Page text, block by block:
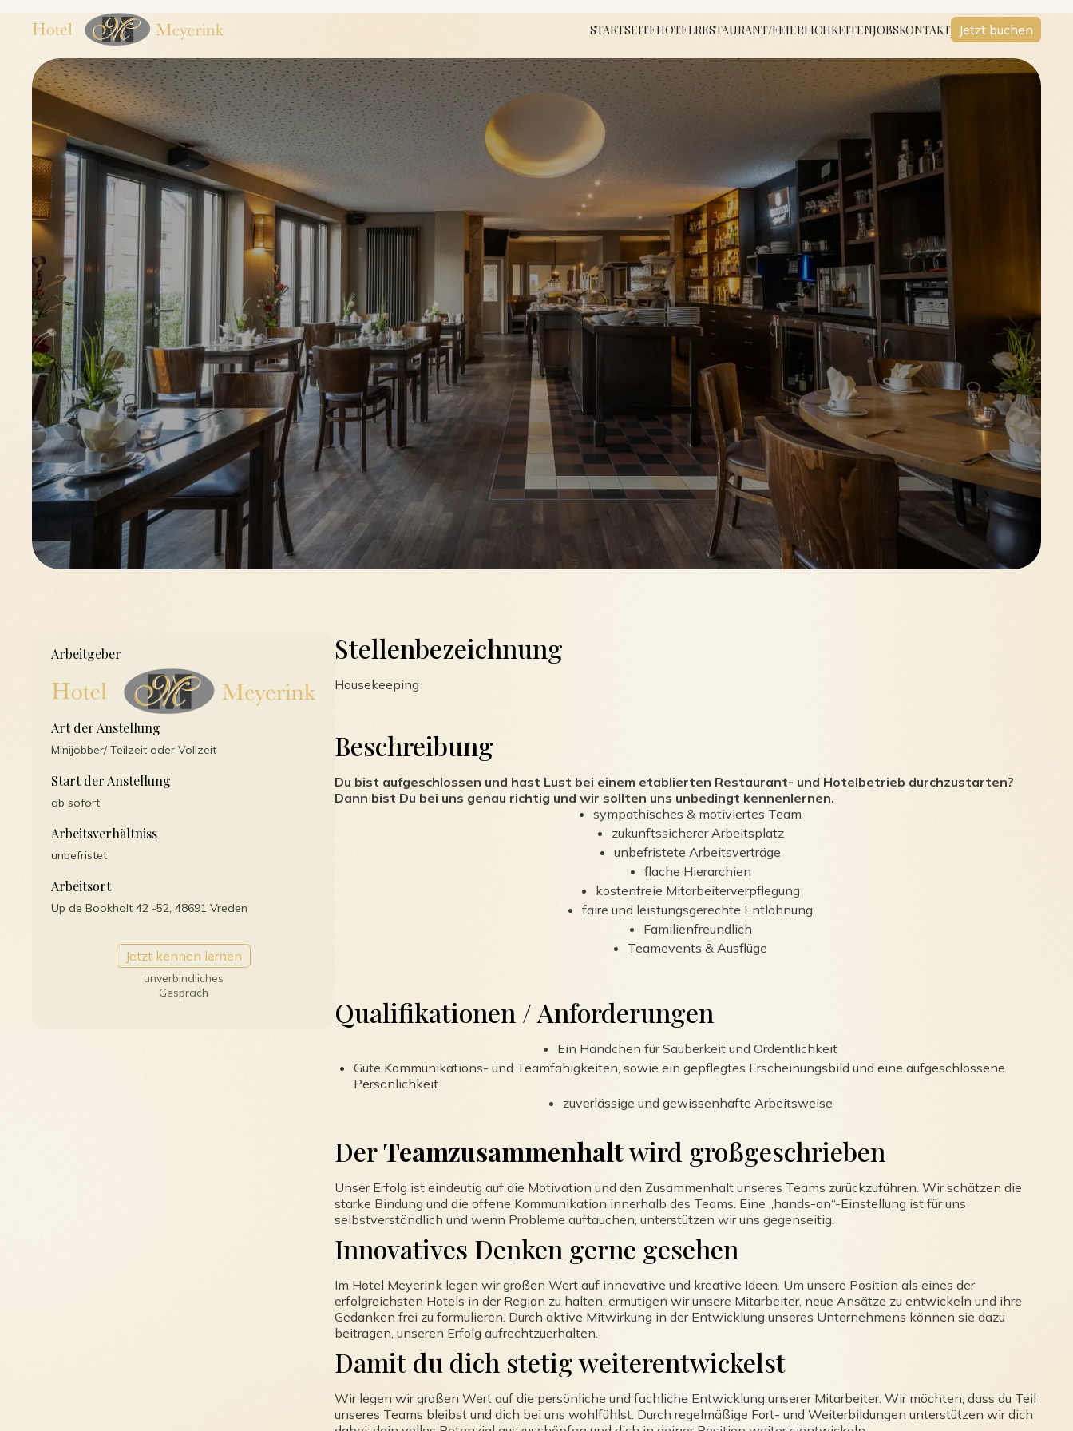
STARTSEITEHOTELRESTAURANT/FEIERLICHKEITENJOBSKONTAKT Jetzt buchen
Housekeeping
Starte deine spannende Karriere in einem
Traditionsunternehmen
Arbeitgeber
Art der Anstellung
Minijobber/ Teilzeit oder Vollzeit
Start der Anstellung
ab sofort
Arbeitsverhältniss
unbefristet
Arbeitsort
Up de Bookholt 42 -52, 48691 Vreden
Jetzt kennen lernen
unverbindliches
Gespräch
Stellenbezeichnung
Housekeeping
Beschreibung
Du bist aufgeschlossen und hast Lust bei einem etablierten Restaurant- und Hotelbetrieb durchzustarten?
Dann bist Du bei uns genau richtig und wir sollten uns unbedingt kennenlernen.
sympathisches & motiviertes Team
zukunftssicherer Arbeitsplatz
unbefristete Arbeitsverträge
flache Hierarchien
kostenfreie Mitarbeiterverpflegung
faire und leistungsgerechte Entlohnung
Familienfreundlich
Teamevents & Ausflüge
Qualifikationen / Anforderungen
Ein Händchen für Sauberkeit und Ordentlichkeit
Gute Kommunikations- und Teamfähigkeiten, sowie ein gepflegtes Erscheinungsbild und eine aufgeschlossene
Persönlichkeit.
zuverlässige und gewissenhafte Arbeitsweise
DerTeamzusammenhaltwird großgeschrieben
Unser Erfolg ist eindeutig auf die Motivation und den Zusammenhalt unseres Teams zurückzuführen. Wir schätzen die
starke Bindung und die offene Kommunikation innerhalb des Teams. Eine „hands-on“-Einstellung ist für uns
selbstverständlich und wenn Probleme auftauchen, unterstützen wir uns gegenseitig.
Innovatives Denken gerne gesehen
Im Hotel Meyerink legen wir großen Wert auf innovative und kreative Ideen. Um unsere Position als eines der
erfolgreichsten Hotels in der Region zu halten, ermutigen wir unsere Mitarbeiter, neue Ansätze zu entwickeln und ihre
Gedanken frei zu formulieren. Durch aktive Mitwirkung in der Entwicklung unseres Unternehmens können sie dazu
beitragen, unseren Erfolg aufrechtzuerhalten.
Damit du dich stetig weiterentwickelst
Wir legen wir großen Wert auf die persönliche und fachliche Entwicklung unserer Mitarbeiter. Wir möchten, dass du Teil
unseres Teams bleibst und dich bei uns wohlfühlst. Durch regelmäßige Fort- und Weiterbildungen unterstützen wir dich